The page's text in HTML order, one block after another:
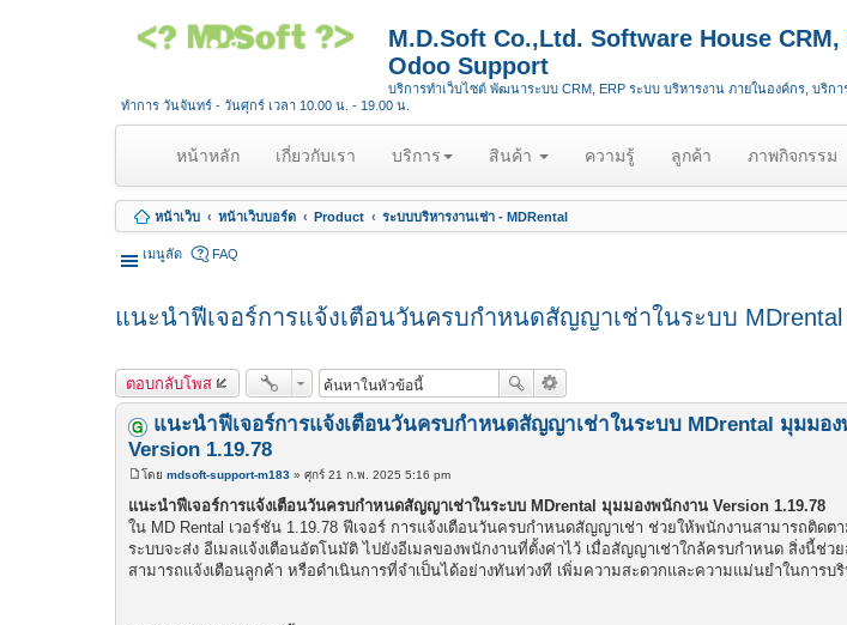
M.D.Soft Co.,Ltd. Software House
Odoo Support
บริการทำเว็บไซต์ พัฒนาระบบ CRM, ERP ระบบ บริหารงาน ภายในองค์กร, บริก
ทำการ วันจันทร์ - วันศุกร์ เวลา 10.00 น. - 19.00 น.
หน้าหลัก(
u
r
t
เกี่ยวกับเรา บริการ สินค้า ความรู้ ลูกค้า ภาพกิจกรรม
หน้าเว็บ หน้าเว็บบอร์ด Product ระบบบริหารงานเช่า - MDRental
เมนูลัด FAQ
แนะนำฟีเจอร์การแจ้งเตือนวันครบกำหนดสัญญาเช่าในระบบ
ตอบกลับโพส
แนะนำฟีเจอร์การแจ้งเตือนวันครบกำหนดสัญญาเช่าในระบบ MDrental มุมมอ
Version 1.19.78
พ
ส
ต์
โดย mdsoft-support-m183 » ศุกร์ 21 ก.พ. 2025 5:16 pm
แนะนำฟีเจอร์การแจ้งเตือนวันครบกำหนดสัญญาเช่าในระบบ MDrental มุมมองพนักงาน Version 1.19.78
ใน MD Rental เวอร์ชัน 1.19.78 ฟีเจอร์ การแจ้งเตือนวันครบกำหนดสัญญาเช่า ช่วยให้พนักงานสามารถติด
ระบบจะส่ง อีเมลแจ้งเตือนอัตโนมัติ ไปยังอีเมลของพนักงานที่ตั้งค่าไว้ เมื่อสัญญาเช่าใกล้ครบกำหนด สิ่งนี้ช่
สามารถแจ้งเตือนลูกค้า หรือดำเนินการที่จำเป็นได้อย่างทันท่วงที เพิ่มความสะดวกและความแม่นยำในการบริ